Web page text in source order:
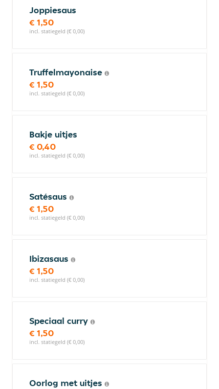
Joppiesaus
€ 1,50
incl. statiegeld (€ 0,00)
Truffelmayonaise
€ 1,50
incl. statiegeld (€ 0,00)
Bakje uitjes
€ 0,40
incl. statiegeld (€ 0,00)
Satésaus
€ 1,50
incl. statiegeld (€ 0,00)
Ibizasaus
€ 1,50
incl. statiegeld (€ 0,00)
Speciaal curry
€ 1,50
incl. statiegeld (€ 0,00)
Oorlog met uitjes